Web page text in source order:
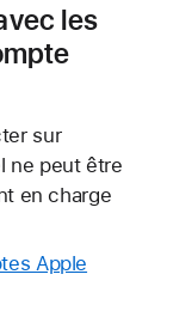
les
sur
ne peut être
en charge
Apple